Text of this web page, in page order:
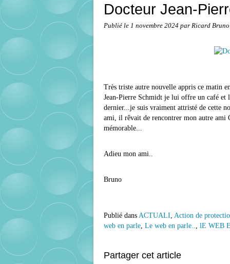
Docteur Jean-
Publié le 1 novembre 2024 par Ricard Bruno
Très triste autre nouvelle appris ce matin
Jean-Pierre Schmidt je lui offre un café et
dernier...je suis vraiment attristé de cette
ami, il rêvait de rencontrer mon autre ami
mémorable...
Adieu mon ami..
Bruno
Publié dans ACTUALI, Action de
web en parle, Le web en parle.., lE WEB
Partager cet article